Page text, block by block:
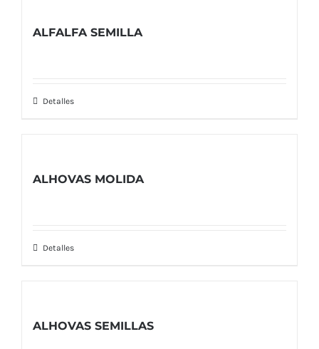
ALFALFA SEMILLA
Detalles
ALHOVAS MOLIDA
Detalles
ALHOVAS SEMILLAS